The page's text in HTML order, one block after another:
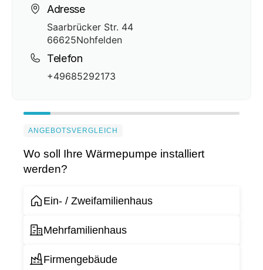
Adresse
Saarbrücker Str. 44
66625Nohfelden
Telefon
+49685292173
ANGEBOTSVERGLEICH
Wo soll Ihre Wärmepumpe installiert
werden?
Ein- / Zweifamilienhaus
Mehrfamilienhaus
Firmengebäude